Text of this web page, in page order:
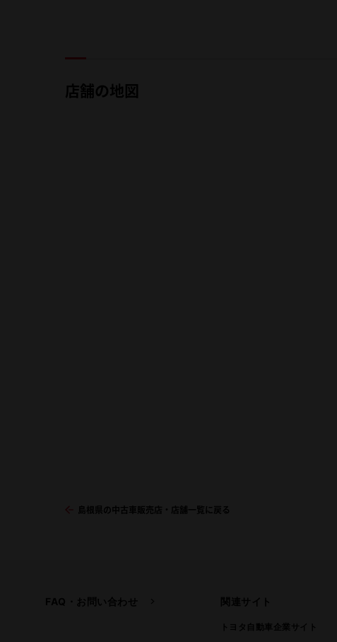
店舗の地図
島根県の中古車販売店・店舗一覧に戻る
FAQ・お問い合わせ 関連サイト
トヨタ自動車企業サイト